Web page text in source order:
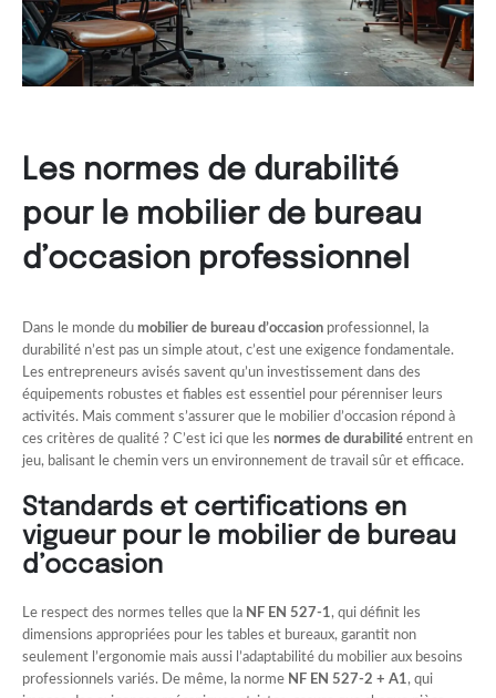
Les normes de durabilité
pour le mobilier de bureau
d’occasion professionnel
Dans le monde du mobilier de bureau d’occasion professionnel, la
durabilité n’est pas un simple atout, c’est une exigence fondamentale.
Les entrepreneurs avisés savent qu’un investissement dans des
équipements robustes et fiables est essentiel pour pérenniser leurs
activités. Mais comment s’assurer que le mobilier d’occasion répond à
ces critères de qualité ? C’est ici que les normes de durabilité entrent en
jeu, balisant le chemin vers un environnement de travail sûr et efficace.
Standards et certifications en
vigueur pour le mobilier de bureau
d’occasion
Le respect des normes telles que la NF EN 527-1, qui définit les
dimensions appropriées pour les tables et bureaux, garantit non
seulement l’ergonomie mais aussi l’adaptabilité du mobilier aux besoins
professionnels variés. De même, la norme NF EN 527-2 + A1, qui